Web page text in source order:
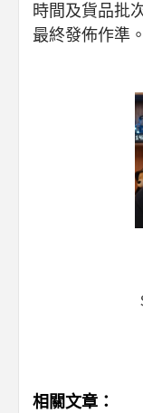
時間及貨品批
最終發佈作準。
相關文章：